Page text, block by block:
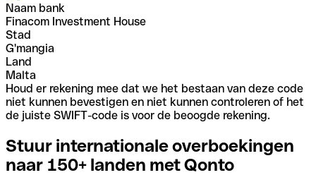
Naam bank
Finacom Investment House
Stad
G'mangia
Land
Malta
Houd er rekening mee dat we het bestaan van deze code
niet kunnen bevestigen en niet kunnen controleren of het
de juiste SWIFT-code is voor de beoogde rekening.
Stuur internationale overboekingen
naar 150+ landen met Qonto